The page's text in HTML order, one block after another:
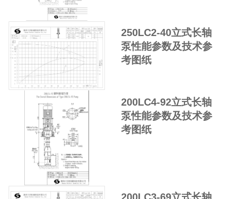
250LC2-40立式长轴
泵性能参数及技术参
考图纸
200LC4-92立式长轴
泵性能参数及技术参
考图纸